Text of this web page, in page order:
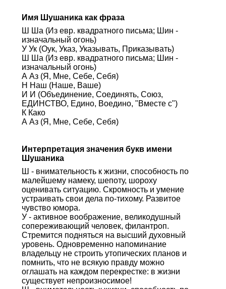
Имя Шушаника как фраза
Ш Ша (Из евр. квадратного письма; Шин -
изначальный огонь)
У Ук (Оук, Указ, Указывать, Приказывать)
Ш Ша (Из евр. квадратного письма; Шин -
изначальный огонь)
А Аз (Я, Мне, Себе, Себя)
Н Наш (Наше, Ваше)
И И (Объединение, Соединять, Союз,
ЕДИНСТВО, Едино, Воедино, "Вместе с")
К Како
А Аз (Я, Мне, Себе, Себя)
Интерпретация значения букв имени
Шушаника
Ш - внимательность к жизни, способность по
малейшему намеку, шепоту, шороху
оценивать ситуацию. Скромность и умение
устраивать свои дела по-тихому. Развитое
чувство юмора.
У - активное воображение, великодушный
сопереживающий человек, филантроп.
Стремится подняться на высший духовный
уровень. Одновременно напоминание
владельцу не строить утопических планов и
помнить, что не всякую правду можно
оглашать на каждом перекрестке: в жизни
существует непроизносимое!